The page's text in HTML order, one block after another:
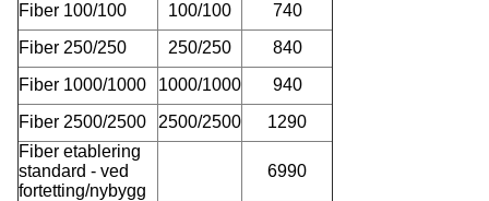
Fiber 100/100 100/100
740
Fiber 250/250
250/250
840
Fiber 1000/1000
1000/1000
940
Fiber 2500/2500
2500/2500
1290
Fiber etablering
standard - ved
fortetting/nybygg
6990